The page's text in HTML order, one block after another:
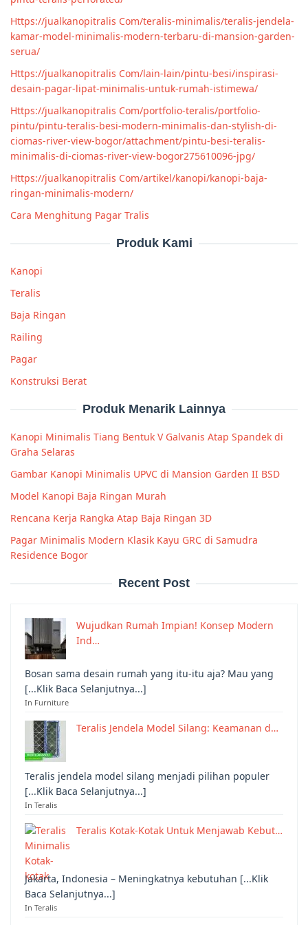
Https://jualkanopitralis Com/teralis-minimalis/teralis-jendela-
kamar-model-minimalis-modern-terbaru-di-mansion-garden-
serua/
Https://jualkanopitralis Com/lain-lain/pintu-besi/inspirasi-
desain-pagar-lipat-minimalis-untuk-rumah-istimewa/
Https://jualkanopitralis Com/portfolio-teralis/portfolio-
pintu/pintu-teralis-besi-modern-minimalis-dan-stylish-di-
ciomas-river-view-bogor/attachment/pintu-besi-teralis-
minimalis-di-ciomas-river-view-bogor275610096-jpg/
Https://jualkanopitralis Com/artikel/kanopi/kanopi-baja-
ringan-minimalis-modern/
Cara Menghitung Pagar Tralis
Produk Kami
Kanopi
Teralis
Baja Ringan
Railing
Pagar
Konstruksi Berat
Produk Menarik Lainnya
Kanopi Minimalis Tiang Bentuk V Galvanis Atap Spandek di
Graha Selaras
Gambar Kanopi Minimalis UPVC di Mansion Garden II BSD
Model Kanopi Baja Ringan Murah
Rencana Kerja Rangka Atap Baja Ringan 3D
Pagar Minimalis Modern Klasik Kayu GRC di Samudra
Residence Bogor
Recent Post
Wujudkan Rumah Impian! Konsep Modern
Ind…
Bosan sama desain rumah yang itu-itu aja? Mau yang
[...Klik Baca Selanjutnya...]
In Furniture
Teralis Jendela Model Silang: Keamanan d…
Teralis jendela model silang menjadi pilihan populer
[...Klik Baca Selanjutnya...]
In Teralis
Teralis Kotak-Kotak Untuk Menjawab Kebut…
Jakarta, Indonesia – Meningkatnya kebutuhan [...Klik
Baca Selanjutnya...]
In Teralis